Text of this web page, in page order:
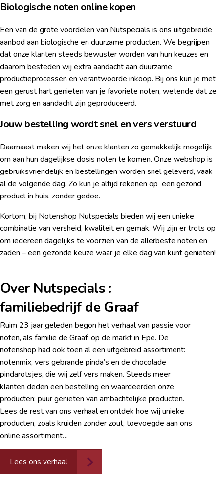
Biologische noten online kopen
Een van de grote voordelen van Nutspecials is ons uitgebreide
aanbod aan biologische en duurzame producten. We begrijpen
dat onze klanten steeds bewuster worden van hun keuzes en
daarom besteden wij extra aandacht aan duurzame
productieprocessen en verantwoorde inkoop. Bij ons kun je met
een gerust hart genieten van je favoriete noten, wetende dat ze
met zorg en aandacht zijn geproduceerd.
Jouw bestelling wordt snel en vers verstuurd
Daarnaast maken wij het onze klanten zo gemakkelijk mogelijk
om aan hun dagelijkse dosis noten te komen. Onze webshop is
gebruiksvriendelijk en bestellingen worden snel geleverd, vaak
al de volgende dag. Zo kun je altijd rekenen op een gezond
product in huis, zonder gedoe.
Kortom, bij Notenshop Nutspecials bieden wij een unieke
combinatie van versheid, kwaliteit en gemak. Wij zijn er trots op
om iedereen dagelijks te voorzien van de allerbeste noten en
zaden – een gezonde keuze waar je elke dag van kunt genieten!
Over Nutspecials :
familiebedrijf de Graaf
Ruim 23 jaar geleden begon het verhaal van passie voor
noten, als familie de Graaf, op de markt in Epe. De
notenshop had ook toen al een uitgebreid assortiment:
notenmix, vers gebrande pinda’s en de chocolade
pindarotsjes, die wij zelf vers maken. Steeds meer
klanten deden een bestelling en waardeerden onze
producten: puur genieten van ambachtelijke producten.
Lees de rest van ons verhaal en ontdek hoe wij unieke
producten, zoals kruiden zonder zout, toevoegde aan ons
online assortiment…
Lees ons verhaal